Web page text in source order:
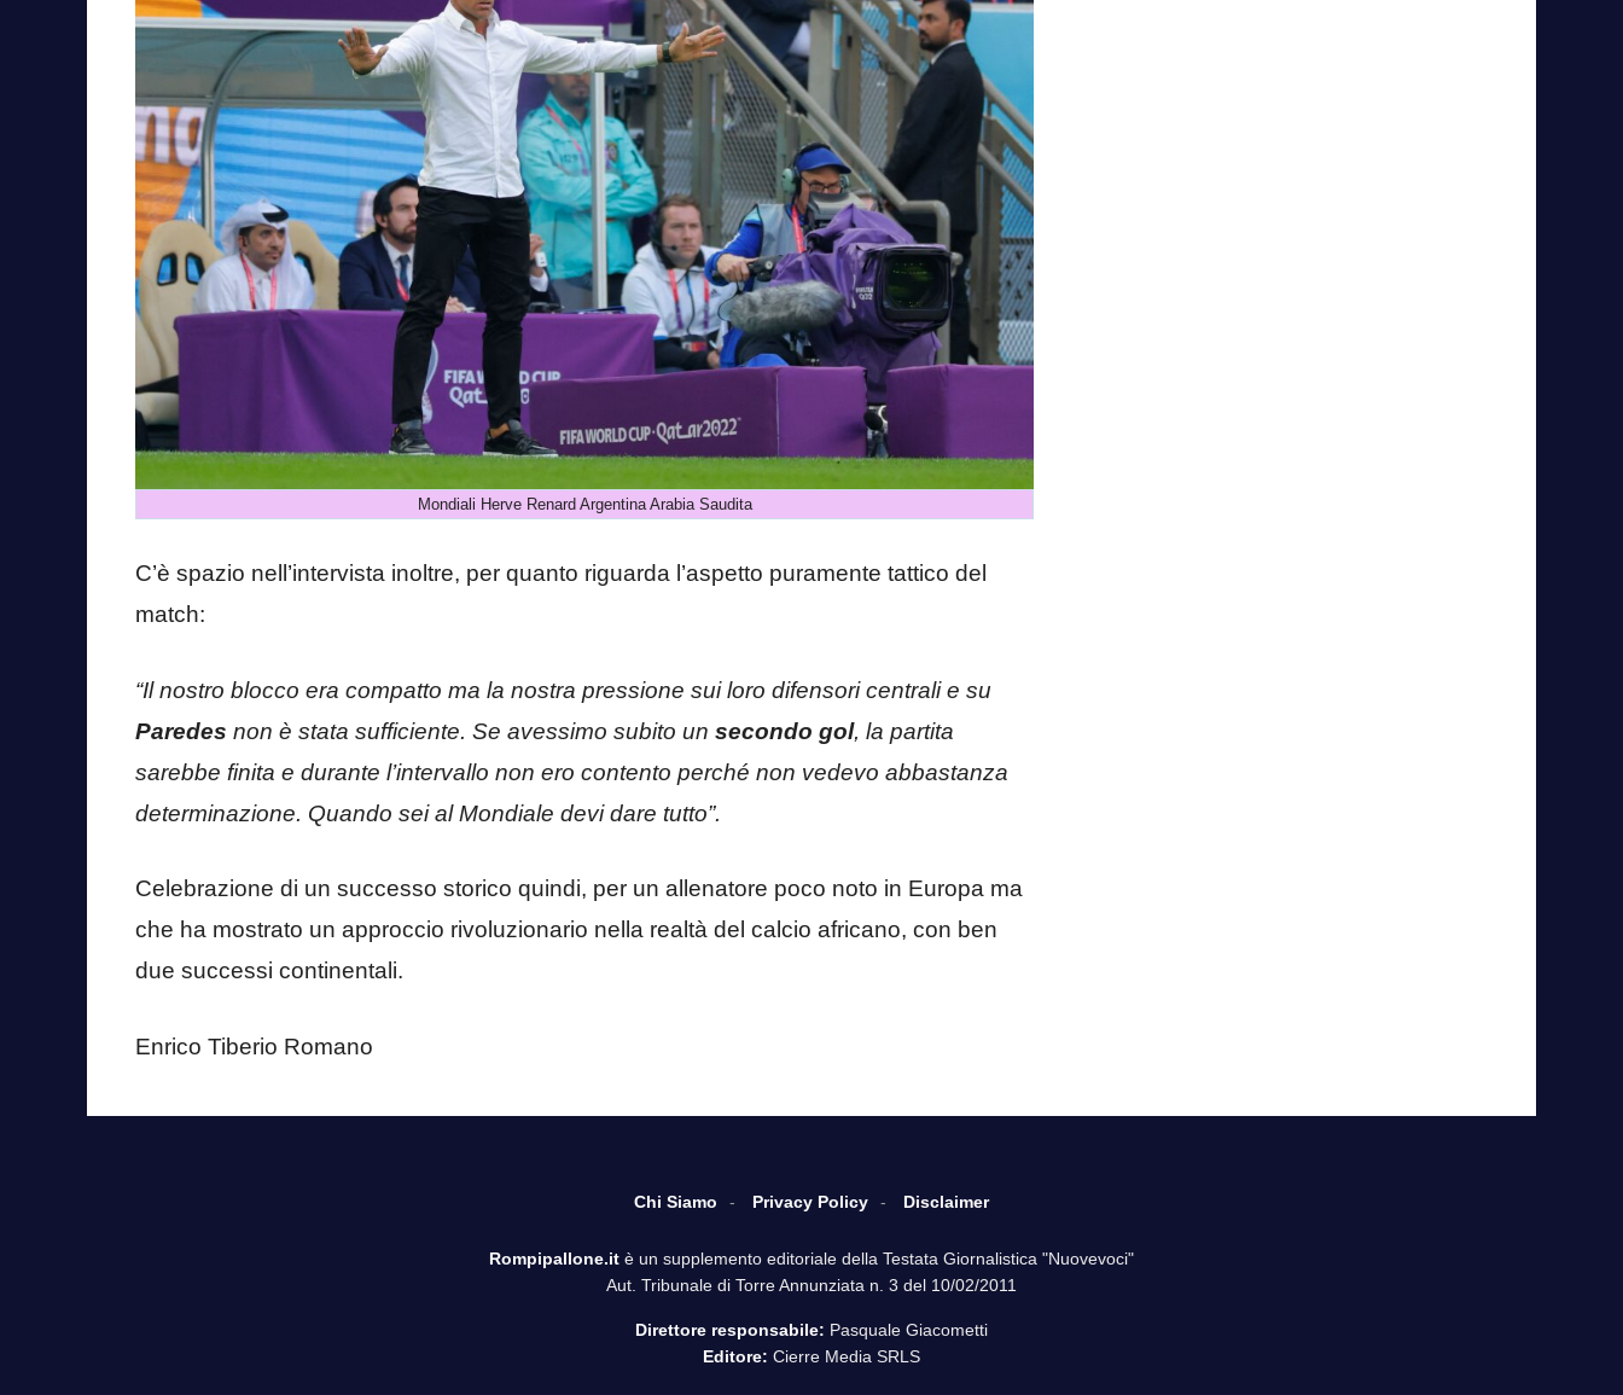
Mondiali Herve Renard Argentina Arabia Saudita
C’è spazio nell’intervista inoltre, per quanto riguarda l’aspetto puramente tattico del
match:
“Il nostro blocco era compatto ma la nostra pressione sui loro difensori centrali e su
Paredes non è stata sufficiente. Se avessimo subito un secondo gol, la partita
sarebbe finita e durante l’intervallo non ero contento perché non vedevo abbastanza
determinazione. Quando sei al Mondiale devi dare tutto”.
Celebrazione di un successo storico quindi, per un allenatore poco noto in Europa ma
che ha mostrato un approccio rivoluzionario nella realtà del calcio africano, con ben
due successi continentali.
Enrico Tiberio Romano
Chi Siamo Privacy Policy Disclaimer
Rompipallone.it è un supplemento editoriale della Testata Giornalistica "Nuovevoci"
Aut. Tribunale di Torre Annunziata n. 3 del 10/02/2011
Direttore responsabile: Pasquale Giacometti
Editore: Cierre Media SRLS